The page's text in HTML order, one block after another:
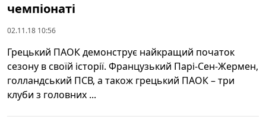
чемпіонаті
02.11.18 10:56
Грецький ПАОК демонструє найкращий початок
сезону в своїй історії. Французький Парі-Сен-Жермен,
голландський ПСВ, а також грецький ПАОК – три
клуби з головних ...